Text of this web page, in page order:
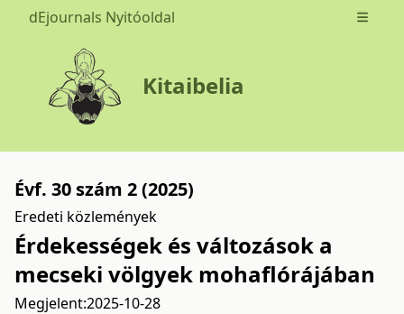
dEjournals Nyitóoldal Open
Kitaibelia
Évf. 30 szám 2 (2025)
Eredeti közlemények
Érdekességek és változások a
mecseki völgyek mohaflórájában
Megjelent:2025-10-28